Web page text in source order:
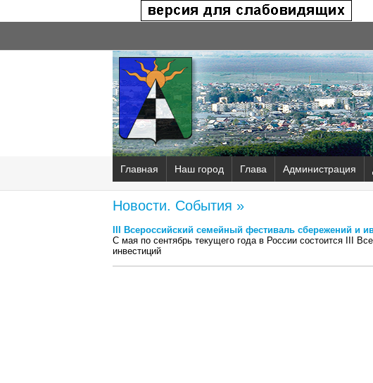
Главная Наш город Глава Администрация
Новости. События »
III Всероссийский семейный фестиваль сбережений и
С мая по сентябрь текущего года в России состоится III
инвестиций